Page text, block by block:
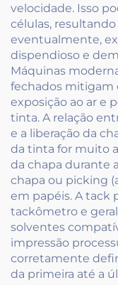
velocidade. Isso
células,
eventualmente,
dispendioso e
Máquinas
fechados mitigam
exposição ao ar e
tinta. A relação
e a liberação da
da tinta for muito
da chapa durante
chapa ou picking
em papéis. A tack
tackômetro e
solventes
impressão
corretamente
da primeira até a